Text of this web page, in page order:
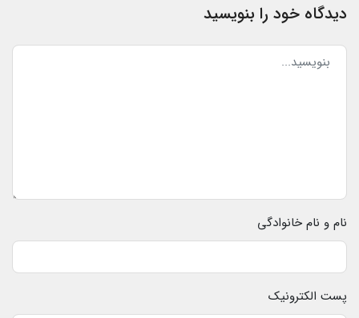
دیدگاه خود را بنویسید
نام و نام خانوادگی
پست الکترونیک